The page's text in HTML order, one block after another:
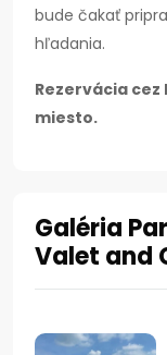
bude čakať
hľadania.
Rezervácia
miesto.
Galéria
Valet and